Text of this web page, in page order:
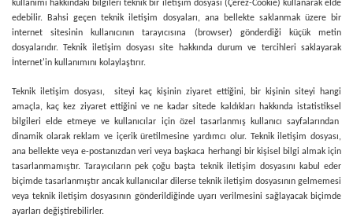
kullanımı hakkındaki bilgileri teknik bir iletişim dosyası (Çerez-Cookie) kullanarak elde
edebilir. Bahsi geçen teknik iletişim dosyaları, ana bellekte saklanmak üzere bir
internet sitesinin kullanıcının tarayıcısına (browser) gönderdiği küçük metin
dosyalarıdır. Teknik iletişim dosyası site hakkında durum ve tercihleri saklayarak
İnternet'in kullanımını kolaylaştırır.
Teknik iletişim dosyası, siteyi kaç kişinin ziyaret ettiğini, bir kişinin siteyi hangi
amaçla, kaç kez ziyaret ettiğini ve ne kadar sitede kaldıkları hakkında istatistiksel
bilgileri elde etmeye ve kullanıcılar için özel tasarlanmış kullanıcı sayfalarından
dinamik olarak reklam ve içerik üretilmesine yardımcı olur. Teknik iletişim dosyası,
ana bellekte veya e-postanızdan veri veya başkaca herhangi bir kişisel bilgi almak için
tasarlanmamıştır. Tarayıcıların pek çoğu başta teknik iletişim dosyasını kabul eder
biçimde tasarlanmıştır ancak kullanıcılar dilerse teknik iletişim dosyasının gelmemesi
veya teknik iletişim dosyasının gönderildiğinde uyarı verilmesini sağlayacak biçimde
ayarları değiştirebilirler.